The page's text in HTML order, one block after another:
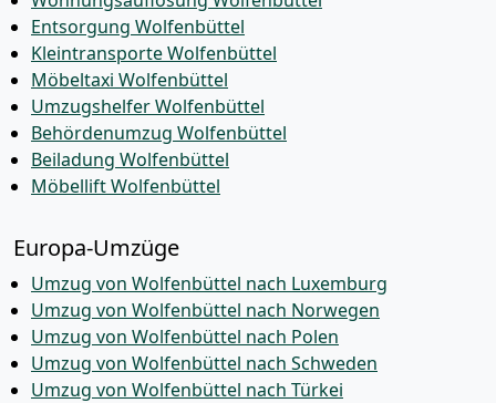
Entsorgung Wolfenbüttel
Kleintransporte Wolfenbüttel
Möbeltaxi Wolfenbüttel
Umzugshelfer Wolfenbüttel
Behördenumzug Wolfenbüttel
Beiladung Wolfenbüttel
Möbellift Wolfenbüttel
Europa-Umzüge
Umzug von Wolfenbüttel nach Luxemburg
Umzug von Wolfenbüttel nach Norwegen
Umzug von Wolfenbüttel nach Polen
Umzug von Wolfenbüttel nach Schweden
Umzug von Wolfenbüttel nach Türkei